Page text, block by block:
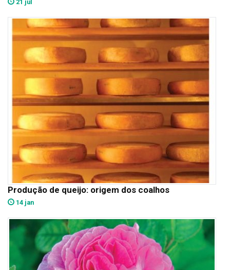
21 jul
Produção de queijo: origem dos coalhos
14 jan